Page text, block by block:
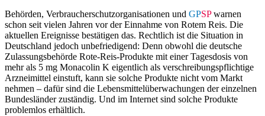
Behörden, Verbraucherschutzorganisationen und GPSPwarnen
schon seit vielen Jahren vor der Einnahme von Rotem Reis. Die
aktuellen Ereignisse bestätigen das. Rechtlich ist die Situation in
Deutschland jedoch unbefriedigend: Denn obwohl die deutsche
Zulassungsbehörde Rote-Reis-Produkte mit einer Tagesdosis von
mehr als 5 mg Monacolin K eigentlich als verschreibungspflichtige
Arzneimittel einstuft, kann sie solche Produkte nicht vom Markt
nehmen – dafür sind die Lebensmittelüberwachungen der einzelnen
Bundesländer zuständig. Und im Internet sind solche Produkte
problemlos erhältlich.